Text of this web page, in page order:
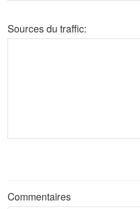
Sources du traffic:
Commentaires